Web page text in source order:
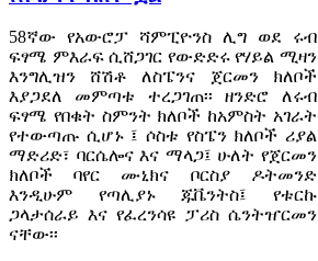
58ኛው የአውሮፓ ሻምፒዮንስ ሊግ ወደ ሩብ
ፍፃሜ ምእራፍ ሲሸጋገር የውድድሩ የሃይል ሚዛን
እንግሊዝን ሸሽቶ ለስፔንና ጀርመን ክለቦች
እያጋደለ መምጣቱ ተረጋገጠ፡፡ ዘንድሮ ለሩብ
ፍፃሜ የበቁት ስምንት ክለቦች ከአምስት አገራት
የተውጣጡ ሲሆኑ ፤ ሶስቱ የስፔን ክለቦች ሪያል
ማድሪድ፣ ባርሴሎና እና ማላጋ፤ ሁለት የጀርመን
ክለቦች ባየር ሙኒክና ቦርስያ ዶትመንድ
እንዲሁም የጣሊያኑ ጁቬንትስ፤ የቱርኩ
ጋላታሰራይ እና የፈረንሳዩ ፓሪስ ሴንትዠርመን
ናቸው፡፡